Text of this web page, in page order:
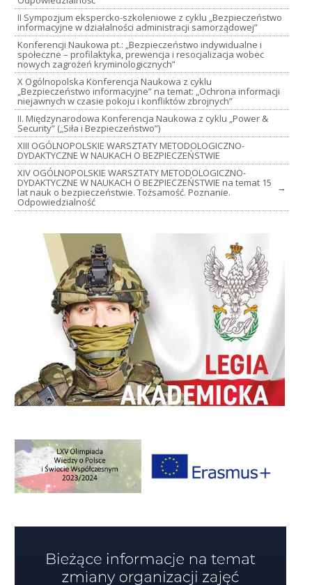
II Sympozjum ekspercko-szkoleniowe z cyklu „Bezpieczeństwo
informacyjne w działalności administracji samorządowej”
Konferencji Naukowa pt.: „Bezpieczeństwo indywidualne i
społeczne – profilaktyka, prewencja i resocjalizacja wobec
nowych zagrożeń kryminologicznych”
X Ogólnopolska Konferencja Naukowa z cyklu
„Bezpieczeństwo informacyjne” na temat: „Ochrona informacji
niejawnych w czasie pokoju i konfliktów zbrojnych”
II. Międzynarodowa Konferencja Naukowa z cyklu „Power &
Security” („Siła i Bezpieczeństwo”)
XIII OGÓLNOPOLSKIE WARSZTATY METODOLOGICZNO-
DYDAKTYCZNE W NAUKACH O BEZPIECZEŃSTWIE
XIV OGÓLNOPOLSKIE WARSZTATY METODOLOGICZNO-
DYDAKTYCZNE W NAUKACH O BEZPIECZEŃSTWIE na temat 15
lat nauk o bezpieczeństwie. Tożsamość. Poznanie.
Odpowiedzialność
→